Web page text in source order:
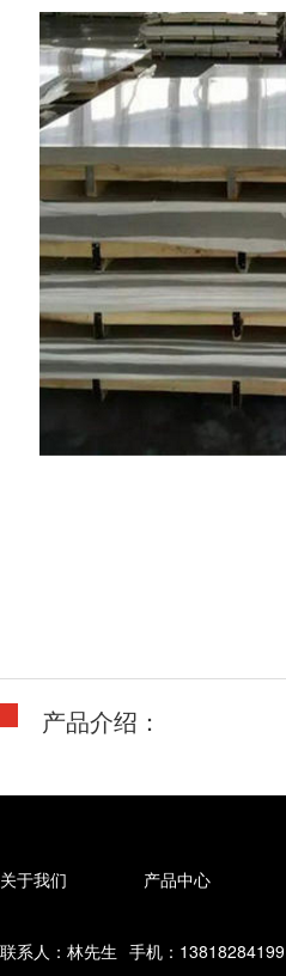
产品介绍：
关于我们 产品中心
联系人：林先生 手机：13818284199